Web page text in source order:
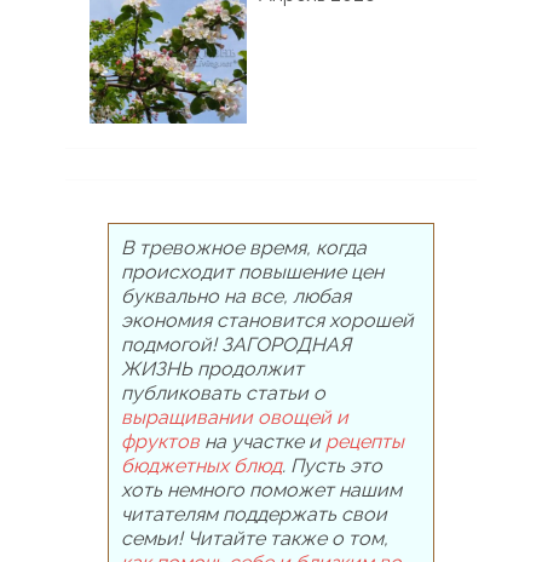
В тревожное время, когда
происходит повышение цен
буквально на все, любая
экономия становится хорошей
подмогой! ЗАГОРОДНАЯ
ЖИЗНЬ продолжит
публиковать статьи о
выращивании овощей и
фруктовна участке и рецепты
бюджетных блюд. Пусть это
хоть немного поможет нашим
читателям поддержать свои
семьи! Читайте также о том,